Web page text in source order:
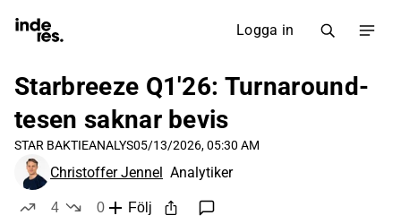
Logga in
Starbreeze Q1'26: Turnaround-
tesen saknar bevis
STAR BAKTIEANALYS05/13/2026, 05:30 AM
Christoffer Jennel Analytiker
4
0
Följ